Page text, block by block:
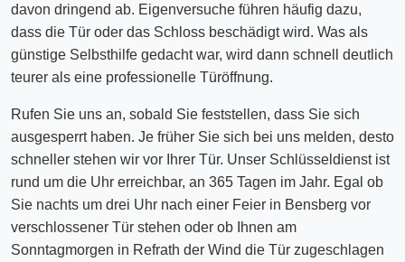
davon dringend ab. Eigenversuche führen häufig dazu,
dass die Tür oder das Schloss beschädigt wird. Was als
günstige Selbsthilfe gedacht war, wird dann schnell deutlich
teurer als eine professionelle Türöffnung.
Rufen Sie uns an, sobald Sie feststellen, dass Sie sich
ausgesperrt haben. Je früher Sie sich bei uns melden, desto
schneller stehen wir vor Ihrer Tür. Unser Schlüsseldienst ist
rund um die Uhr erreichbar, an 365 Tagen im Jahr. Egal ob
Sie nachts um drei Uhr nach einer Feier in Bensberg vor
verschlossener Tür stehen oder ob Ihnen am
Sonntagmorgen in Refrath der Wind die Tür zugeschlagen